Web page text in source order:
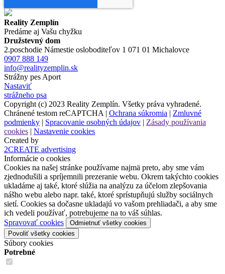
Reality Zemplín
Predáme aj Vašu chyžku
Družstevný dom
2.poschodie Námestie osloboditeľov 1 071 01 Michalovce
0907 888 149
info@realityzemplin.sk
Strážny pes Aport
Nastaviť
strážneho psa
Copyright (c) 2023 Reality Zemplín. Všetky práva vyhradené.
Chránené testom reCAPTCHA | Ochrana súkromia | Zmluvné
podmienky | Spracovanie osobných údajov | Zásady používania
cookies | Nastavenie cookies
Created by
2CREATE advertising
Informácie o cookies
Cookies na našej stránke používame najmä preto, aby sme vám
zjednodušili a spríjemnili prezeranie webu. Okrem takýchto cookies
ukladáme aj také, ktoré slúžia na analýzu za účelom zlepšovania
nášho webu alebo napr. také, ktoré sprístupňujú služby sociálnych
sietí. Cookies sa dočasne ukladajú vo vašom prehliadači, a aby sme
ich vedeli používať, potrebujeme na to váš súhlas.
Spravovať cookies
Odmietnuť všetky cookies
Povoliť všetky cookies
Súbory cookies
Potrebné